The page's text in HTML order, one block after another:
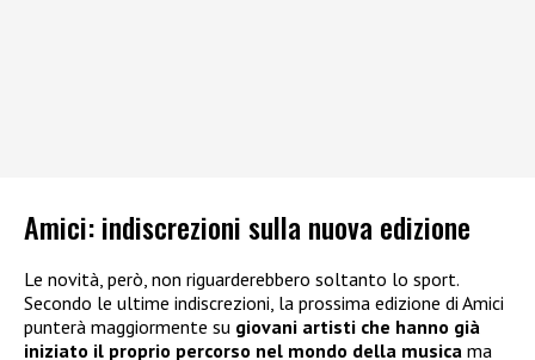
Amici: indiscrezioni sulla nuova edizione
Le novità, però, non riguarderebbero soltanto lo sport.
Secondo le ultime indiscrezioni, la prossima edizione di Amici
punterà maggiormente su giovani artisti che hanno già
iniziato il proprio percorso nel mondo della musica ma